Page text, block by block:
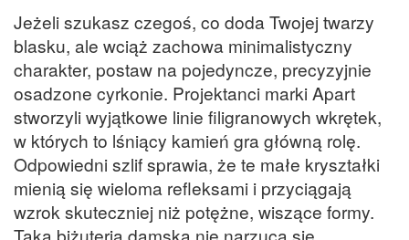
Jeżeli szukasz czegoś, co doda Twojej twarzy
blasku, ale wciąż zachowa minimalistyczny
charakter, postaw na pojedyncze, precyzyjnie
osadzone cyrkonie. Projektanci marki Apart
stworzyli wyjątkowe linie filigranowych wkrętek,
w których to lśniący kamień gra główną rolę.
Odpowiedni szlif sprawia, że te małe kryształki
mienią się wieloma refleksami i przyciągają
wzrok skuteczniej niż potężne, wiszące formy.
Taka biżuteria damska nie narzuca się